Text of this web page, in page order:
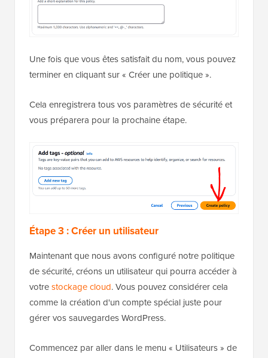
Une fois que vous êtes satisfait du nom, vous pouvez
terminer en cliquant sur « Créer une politique ».
Cela enregistrera tous vos paramètres de sécurité et
vous préparera pour la prochaine étape.
Étape 3 : Créer un utilisateur
Maintenant que nous avons configuré notre politique
de sécurité, créons un utilisateur qui pourra accéder à
votrestockage cloud. Vous pouvez considérer cela
comme la création d'un compte spécial juste pour
gérer vos sauvegardes WordPress.
Commencez par aller dans le menu « Utilisateurs » de